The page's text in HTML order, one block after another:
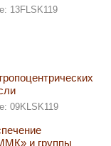
13FLSK119
09KLSK119
и группы